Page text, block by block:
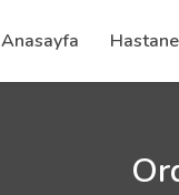
Anasayfa